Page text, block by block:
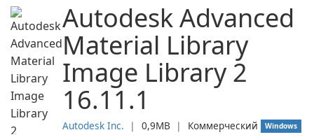
Autodesk Advanced
Material Library
Image Library 2
16.11.1
Autodesk Inc. ❘ 0,9MB ❘ Коммерческий Windows